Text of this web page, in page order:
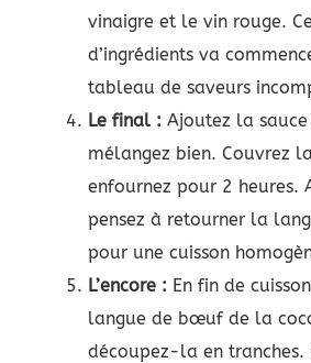
vinaigre et le vin rouge.
d’ingrédients va
tableau de saveurs
Le final : Ajoutez la
mélangez bien. Couvrez
enfournez pour 2 heures.
pensez à retourner la
pour une cuisson
L’encore : En fin de
langue de bœuf de la
découpez-la en tranches.